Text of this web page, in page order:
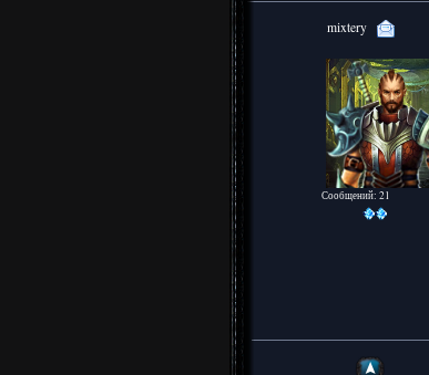
mixtery
Сообщений: 21